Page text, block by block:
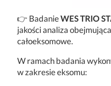
👉 BadanieWES TRIO
jakości analiza
całoeksomowe.
W ramach badania
w zakresie eksomu: